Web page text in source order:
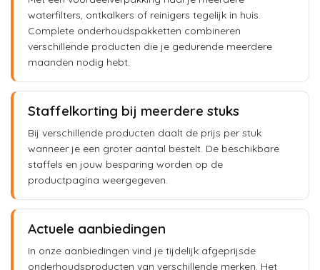
waterfilters, ontkalkers of reinigers tegelijk in huis.
Complete onderhoudspakketten combineren
verschillende producten die je gedurende meerdere
maanden nodig hebt.
Staffelkorting bij meerdere stuks
Bij verschillende producten daalt de prijs per stuk
wanneer je een groter aantal bestelt. De beschikbare
staffels en jouw besparing worden op de
productpagina weergegeven.
Actuele aanbiedingen
In onze aanbiedingen vind je tijdelijk afgeprijsde
onderhoudsproducten van verschillende merken. Het